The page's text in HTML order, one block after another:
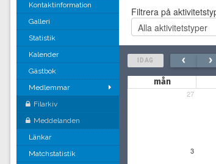
Kontaktinformation
Galleri
Statistik
Kalender
Gästbok
Medlemmar
Filarkiv
Meddelanden
Länkar
Matchstatistik
Filtrera på
IDAG
mån
27
3